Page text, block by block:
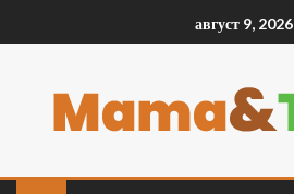
август 9, 2026